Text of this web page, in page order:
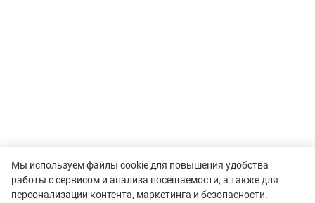
Мы используем файлы cookie для повышения удобства
работы с сервисом и анализа посещаемости, а также для
персонализации контента, маркетинга и безопасности.